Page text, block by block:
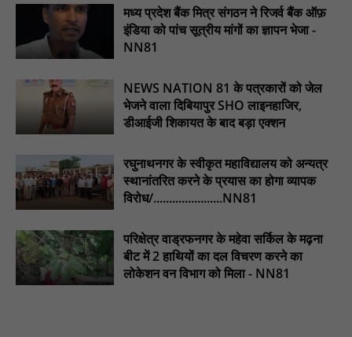
दिए समय-सीमा में तैयारी पूर्ण करने के निर्देश : NN81
₹10 न्यूनतम किराया, ₹2 प्रति किमी दर: सिवनी में बस यात्रियों पर बढ़ेगा
आर्थिक दबाव, राजपत्र में नई किराया दरें: NN81
चिरूनी गांव को मिली सड़क की सौगात, डेढ़ किमी रोड मंजूर होते ही ग्रामीणों में
छाई खुशी : NN81
ईदगाह परिसर में वृक्षारोपण कर मनाया गया इमरान प्रतापगढ़ी जी का जन्मदिन
मध्य प्रदेश बैंक मित्र संगठन ने रिजर्व बैंक ऑफ़
इंडिया को पांच सूत्रीय मांगों का ज्ञापन भेजा -
NN81
NEWS NATION 81 के पत्रकारों को जेल
भेजने वाला दिबियापुर SHO लाइनहाजिर,
डीआईजी शिकायत के बाद बड़ा एक्शन
रघुनाथनगर के स्वीकृत महाविद्यालय को अन्यत्र
स्थानांतरित करने के प्रयास का होगा व्यापक
विरोध/......................NN81
परिक्षेत्र वाड्रफनगर के महेवा सर्किल के मढ़ना
बीट में 2 हाथियों का दल विचरण करने का
लोकेशन वन विभाग को मिला - NN81